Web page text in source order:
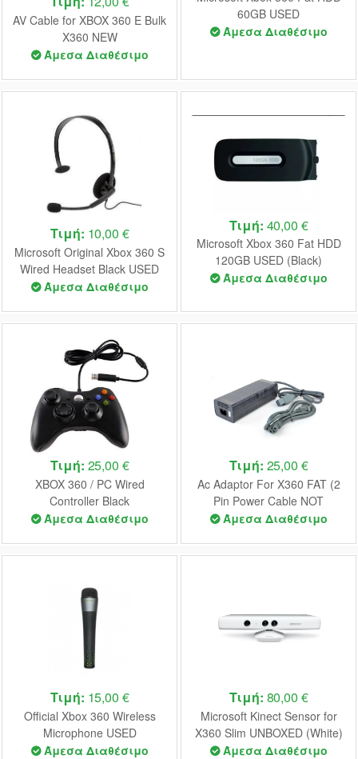
AV Cable for XBOX 360 E Bulk
X360 NEW
Άμεσα Διαθέσιμο
60GB USED
Άμεσα Διαθέσιμο
Τιμή: 10,00 €
Microsoft Original Xbox 360 S
Wired Headset Black USED
(UNBOXED)
Άμεσα Διαθέσιμο
Τιμή: 40,00 €
Microsoft Xbox 360 Fat HDD
120GB USED (Black)
Άμεσα Διαθέσιμο
Τιμή: 25,00 €
XBOX 360 / PC Wired
Controller Black
(UNOFFICIAL)
Άμεσα Διαθέσιμο
Τιμή: 25,00 €
Ac Adaptor For X360 FAT (2
Pin Power Cable NOT
Included) USED (UNBOXED)
Άμεσα Διαθέσιμο
Τιμή: 15,00 €
Official Xbox 360 Wireless
Microphone USED
(UNBOXED) (Black)
Άμεσα Διαθέσιμο
Τιμή: 80,00 €
Microsoft Kinect Sensor for
X360 Slim UNBOXED (White)
(RaRe)
Άμεσα Διαθέσιμο